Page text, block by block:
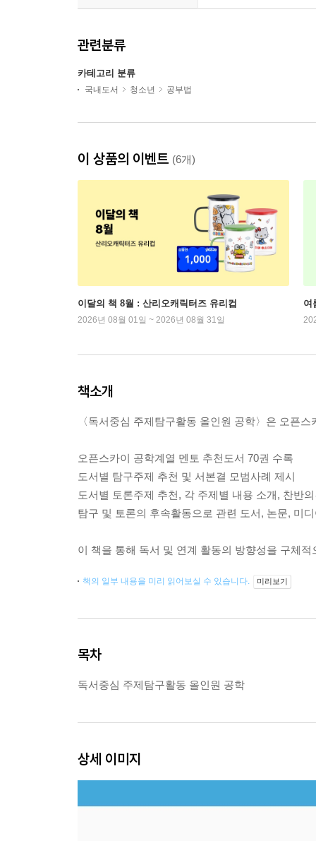
관련분류
카테고리 분류
국내도서 청소년 공부법
이 상품의 이벤트 (6개)
이달의 책 8월 : 산리오캐릭터즈 유리컵
2026년 08월 01일 ~ 2026년 08월 31일
여
책소개
〈독서중심 주제탐구활동 올인원 공학〉은 오픈
오픈스카이 공학계열 멘토 추천도서 70권 수록
도서별 탐구주제 추천 및 서본결 모범사례 제시
도서별 토론주제 추천, 각 주제별 내용 소개, 찬반
탐구 및 토론의 후속활동으로 관련 도서, 논문, 미
이 책을 통해 독서 및 연계 활동의 방향성을 구체
책의 일부 내용을 미리 읽어보실 수 있습니다. 미리보기
목차
독서중심 주제탐구활동 올인원 공학
상세 이미지